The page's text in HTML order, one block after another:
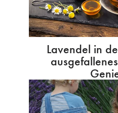
Lavendel in